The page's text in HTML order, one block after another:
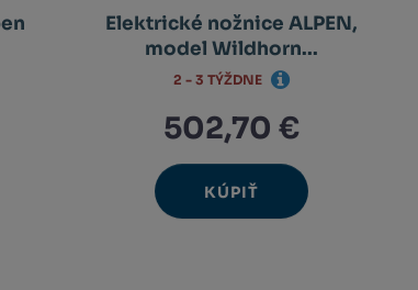
Elektrické nožnice ALPEN,
model Wildhorn...
502,70 €
Změnit
Navýšit
množství
Snížit
Ks
KÚPIŤ
2 - 3 TÝŽDNE